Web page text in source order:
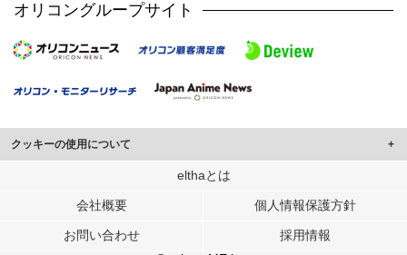
オリコングループサイト
クッキーの使用について
このサイトでは Cookie を使用して、ユーザーに合わせたコンテンツや広告の
行っています。
メディアや広告配信、データ解析の各パートナーに提供しています。
各パートナーは、この情報とユーザーが各パートナーに提供した他の情報や、
elthaとは
会社概要 個人情報保護方針
お問い合わせ
採用情報